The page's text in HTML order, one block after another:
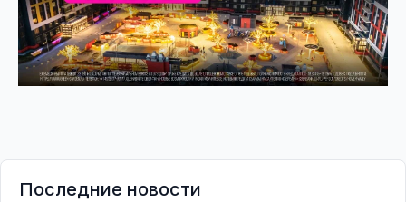
Последние новости